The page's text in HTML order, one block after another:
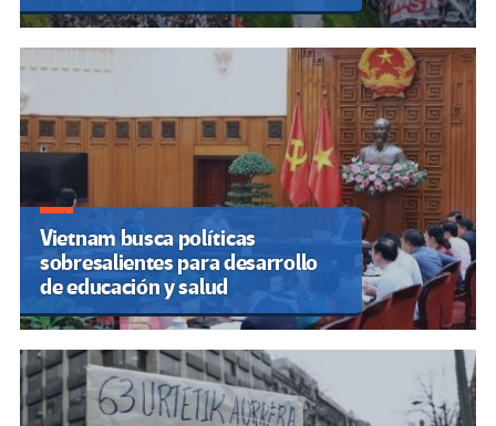
Vietnam busca políticas
sobresalientes para desarrollo
de educación y salud